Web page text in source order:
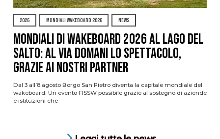
2026 MONDIALI WAKEBOARD 2026 NEWS
Mondiali di Wakeboard 2026 al Lago del
Salto: al via domani lo spettacolo,
grazie ai nostri Partner
Dal 3 all’8 agosto Borgo San Pietro diventa la capitale mondiale del
wakeboard. Un evento FISSW possibile grazie al sostegno di aziende
e istituzioni che